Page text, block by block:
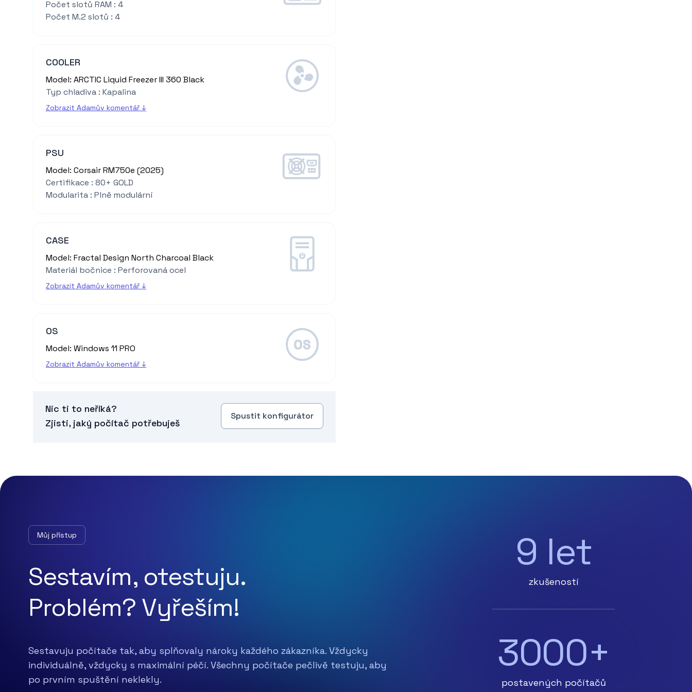
Počet slotů RAM : 4
Počet M.2 slotů : 4
COOLER
Model: ARCTIC Liquid Freezer III 360 Black
Typ chladiva : Kapalina
Zobrazit Adamův komentář ↓
PSU
Model: Corsair RM750e (2025)
Certifikace : 80+ GOLD
Modularita : Plně modulární
CASE
Model: Fractal Design North Charcoal Black
Materiál bočnice : Perforovaná ocel
Zobrazit Adamův komentář ↓
OS
Model: Windows 11 PRO
Zobrazit Adamův komentář ↓
Nic ti to neříká?
Zjisti, jaký počítač potřebuješ
Spustit konfigurátor
Můj přístup
Sestavím, otestuju.
Problém? Vyřeším!
Sestavuju počítače tak, aby splňovaly nároky každého zákazníka. Vždycky
individuálně, vždycky s maximální péčí. Všechny počítače pečlivě testuju, aby
po prvním spuštění neklekly.
9 let
zkušeností
3000+
postavených počítačů